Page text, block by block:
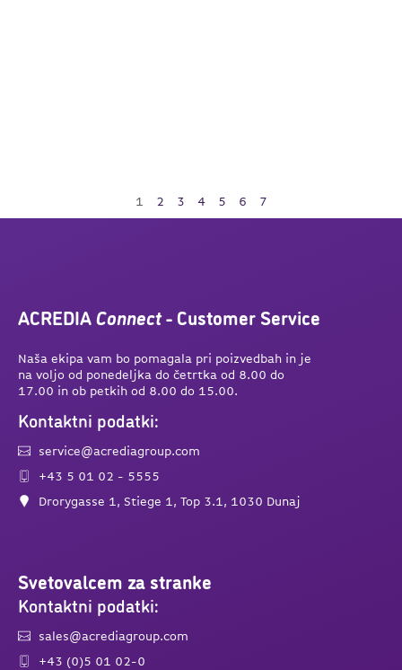
1 2 3 4 5 6 7
ACREDIA Connect- Customer Service
Naša ekipa vam bo pomagala pri poizvedbah in je
na voljo od ponedeljka do četrtka od 8.00 do
17.00 in ob petkih od 8.00 do 15.00.
Kontaktni podatki:
service@acrediagroup.com
+43 5 01 02 - 5555
Drorygasse 1, Stiege 1, Top 3.1, 1030 Dunaj
Svetovalcem za stranke
Kontaktni podatki:
sales@acrediagroup.com
+43 (0)5 01 02-0